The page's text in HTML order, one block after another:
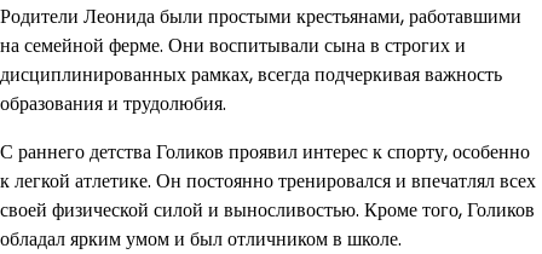
Родители Леонида были простыми крестьянами, работавшими
на семейной ферме. Они воспитывали сына в строгих и
дисциплинированных рамках, всегда подчеркивая важность
образования и трудолюбия.
С раннего детства Голиков проявил интерес к спорту, особенно
к легкой атлетике. Он постоянно тренировался и впечатлял всех
своей физической силой и выносливостью. Кроме того, Голиков
обладал ярким умом и был отличником в школе.